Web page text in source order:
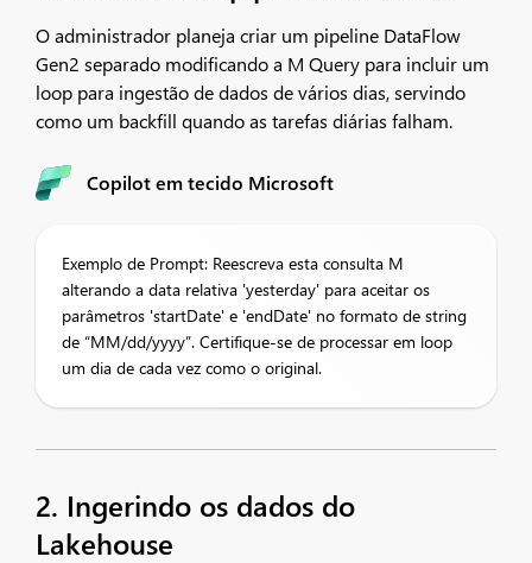
O administrador planeja criar um pipeline DataFlow
Gen2 separado modificando a M Query para incluir um
loop para ingestão de dados de vários dias, servindo
como um backfill quando as tarefas diárias falham.
Copilot em tecido Microsoft
Exemplo de Prompt: Reescreva esta consulta M
alterando a data relativa 'yesterday' para aceitar os
parâmetros 'startDate' e 'endDate' no formato de string
de “MM/dd/yyyy”. Certifique-se de processar em loop
um dia de cada vez como o original.
2. Ingerindo os dados do
Lakehouse